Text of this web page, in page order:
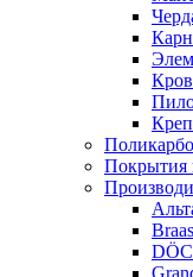
Покрытия
Braas